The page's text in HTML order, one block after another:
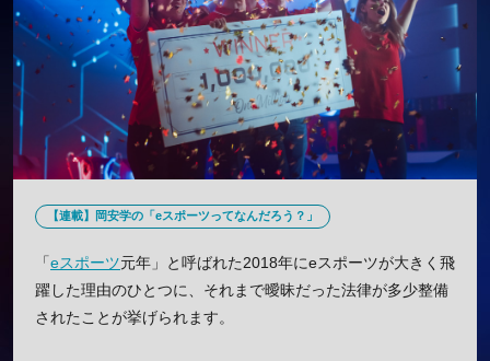
【連載】岡安学の「eスポーツってなんだろう？」
「eスポーツ元年」と呼ばれた2018年にeスポーツが大きく飛
躍した理由のひとつに、それまで曖昧だった法律が多少整備
されたことが挙げられます。